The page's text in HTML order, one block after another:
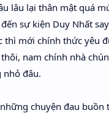
lâu lại thân mật quá
sự kiện Duy Nhất
thì mới chính thức yêu
nam chính nhà
nhỏ đâu.
chuyện đau buồn